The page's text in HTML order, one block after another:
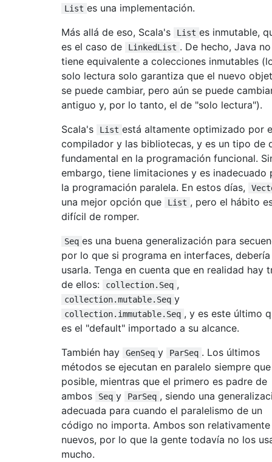
List es una implementación.
Más allá de eso, Scala's
List es inmutable,
es el caso de
LinkedList . De hecho, Java no
tiene equivalente a colecciones inmutables
solo lectura solo garantiza que el nuevo
se puede cambiar, pero aún se puede
antiguo y, por lo tanto, el de "solo lectura").
Scala's
List está altamente optimizado por
compilador y las bibliotecas, y es un tipo de
fundamental en la programación funcional.
embargo, tiene limitaciones y es inadecuado
la programación paralela. En estos días,
una mejor opción que List , pero el hábito
difícil de romper.
Seq es una buena generalización para
por lo que si programa en interfaces, debería
usarla. Tenga en cuenta que en realidad hay
de ellos:
collection.Seq ,
collection.mutable.Seq y
collection.immutable.Seq , y es este último
es el "default" importado a su alcance.
También hay
GenSeq y ParSeq . Los últimos
métodos se ejecutan en paralelo siempre
posible, mientras que el primero es padre de
ambos
Seq y ParSeq , siendo una
adecuada para cuando el paralelismo de un
código no importa. Ambos son relativamente
nuevos, por lo que la gente todavía no los
mucho.